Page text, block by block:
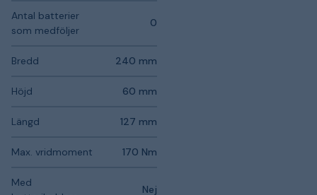
Antal batterier
som medföljer
0
Bredd 240 mm
Höjd 60 mm
Längd 127 mm
Max. vridmoment 170 Nm
Med
Nej